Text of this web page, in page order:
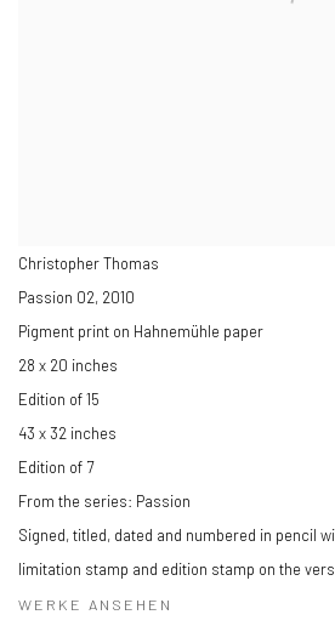
Christopher Thomas
Passion 02, 2010
Pigment print on Hahnemühle paper
28 x 20 inches
Edition of 15
43 x 32 inches
Edition of 7
From the series: Passion
Signed, titled, dated and numbered in pencil
limitation stamp and edition stamp on the
WERKE ANSEHEN